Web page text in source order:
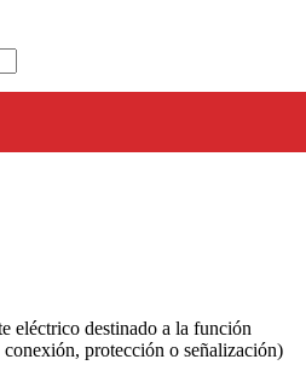
eléctrico destinado a la función
protección o señalización)